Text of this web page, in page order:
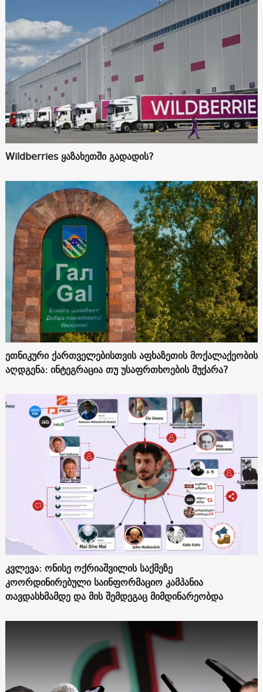
Wildberries ყაზახეთში გადადის?
ეთნიკური ქართველებისთვის აფხაზეთის მოქალაქეობის
აღდგენა: ინტეგრაცია თუ უსაფრთხოების მუქარა?
კვლევა: ონისე ოქრიაშვილის საქმეზე
კოორდინირებული საინფორმაციო კამპანია
თავდასხმამდე და მის შემდეგაც მიმდინარეობდა